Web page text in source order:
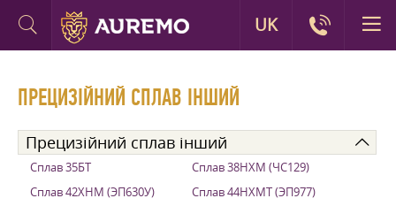
ПРЕЦИЗІЙНИЙ СПЛАВ ІНШИЙ
Прецизійний сплав інший
Сплав 35БТ
Сплав 38НХМ (ЧС129)
Сплав 42ХНМ (ЭП630У)
Сплав 44НХМТ (ЭП977)
UK